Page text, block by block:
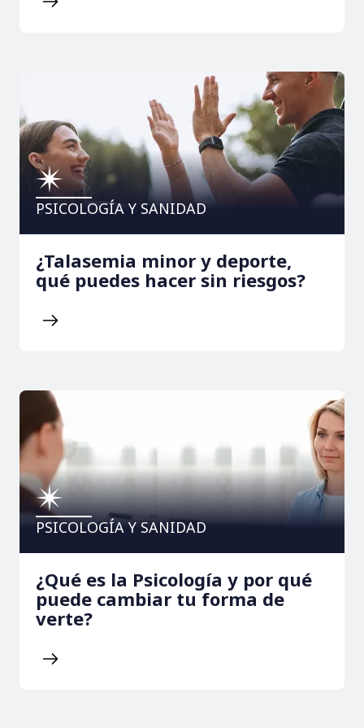
PSICOLOGÍA Y SANIDAD
¿Talasemia minor y deporte,
qué puedes hacer sin riesgos?
PSICOLOGÍA Y SANIDAD
¿Qué es la Psicología y por qué
puede cambiar tu forma de
verte?